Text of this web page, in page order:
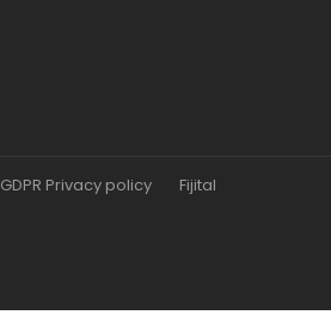
GDPR Privacy policy Fijital